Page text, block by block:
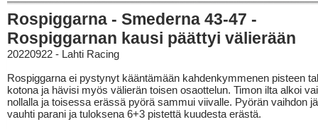
Rospiggarna - Smederna 43-47 -
Rospiggarnan kausi päättyi välierään
20220922 - Lahti Racing
Rospiggarna ei pystynyt kääntämään kahdenkymmenen pisteen
kotona ja hävisi myös välierän toisen osaottelun. Timon ilta alkoi
nollalla ja toisessa erässä pyörä sammui viivalle. Pyörän vaihdon
vauhti parani ja tuloksena 6+3 pistettä kuudesta erästä.